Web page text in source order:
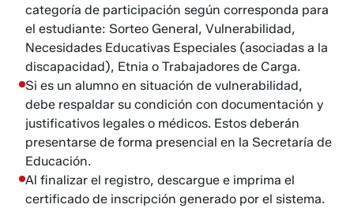
categoría de participación según corresponda para
el estudiante: Sorteo General, Vulnerabilidad,
Necesidades Educativas Especiales (asociadas a la
discapacidad), Etnia o Trabajadores de Carga.
Si es un alumno en situación de vulnerabilidad,
debe respaldar su condición con documentación y
justificativos legales o médicos. Estos deberán
presentarse de forma presencial en la Secretaría de
Educación.
Al finalizar el registro, descargue e imprima el
certificado de inscripción generado por el sistema.